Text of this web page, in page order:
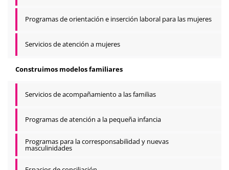
Programas de orientación e inserción laboral para las mujeres
Servicios de atención a mujeres
Construimos modelos familiares
Servicios de acompañamiento a las familias
Programas de atención a la pequeña infancia
Programas para la corresponsabilidad y nuevas
masculinidades